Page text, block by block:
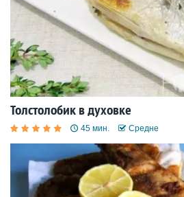
Толстолобик в духовке
45 мин. Средне